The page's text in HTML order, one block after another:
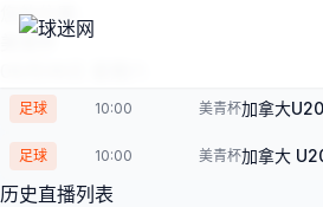
您的位置：
美青杯
足球 10:00 美青杯加拿大
足球 10:00 美青杯加拿大
历史直播列表